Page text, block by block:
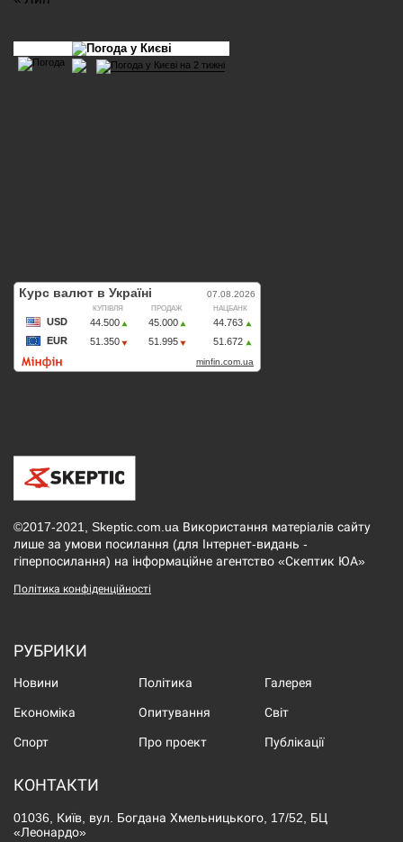
©2017-2021, Skeptic.com.ua Використання матеріалів сайту
лише за умови посилання (для Інтернет-видань -
гіперпосилання) на інформаційне агентство «Скептик ЮА»
Політика конфіденційності
РУБРИКИ
Новини Політика Галерея
Економіка Опитування Світ
Спорт Про проект Публікації
КОНТАКТИ
01036, Київ, вул. Богдана Хмельницького, 17/52, БЦ
«Леонардо»